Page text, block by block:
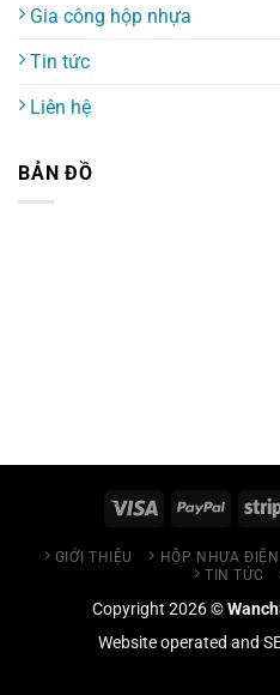
Gia công hộp nhựa
Tin tức
Liên hệ
BẢN ĐỒ
GIỚI THIỆU HỘP NHỰA
TIN TỨC
Copyright 2026 ©
Website operated and